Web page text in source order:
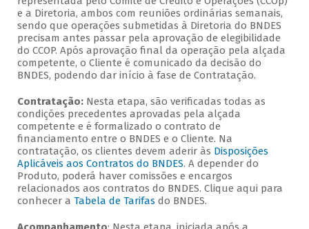
e a Diretoria, ambos com reuniões ordinárias semanais,
sendo que operações submetidas à Diretoria do BNDES
precisam antes passar pela aprovação de elegibilidade
do CCOP. Após aprovação final da operação pela alçada
competente, o Cliente é comunicado da decisão do
BNDES, podendo dar início à fase de Contratação.
Contratação: Nesta etapa, são verificadas todas as
condições precedentes aprovadas pela alçada
competente e é formalizado o contrato de
financiamento entre o BNDES e o Cliente. Na
contratação, os clientes devem aderir às Disposições
Aplicáveis aos Contratos do BNDES. A depender do
Produto, poderá haver comissões e encargos
relacionados aos contratos do BNDES. Clique aqui para
conhecer a Tabela de Tarifas do BNDES.